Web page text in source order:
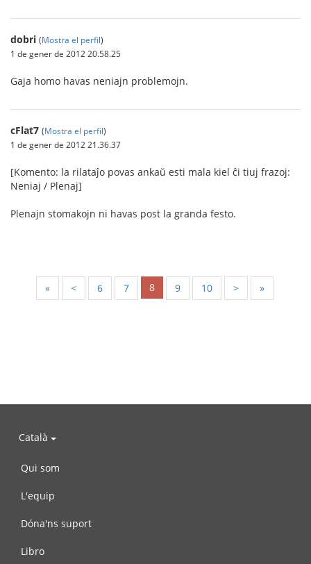
dobri (Mostra el perfil)
1 de gener de 2012 20.58.25
Gaja homo havas neniajn problemojn.
cFlat7 (Mostra el perfil)
1 de gener de 2012 21.36.37
[Komento: la rilataĵo povas ankaŭ esti mala kiel ĉi tiuj frazoj:
Neniaj / Plenaj]
Plenajn stomakojn ni havas post la granda festo.
« < 6 7 8 9 10 > »
Català
Qui som
L'equip
Dóna'ns suport
Libro